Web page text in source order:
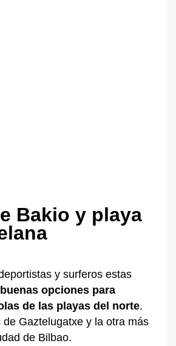
Bakio y playa
y surferos estas
opciones para
de las playas del norte.
de Gaztelugatxe y la otra más
de Bilbao.